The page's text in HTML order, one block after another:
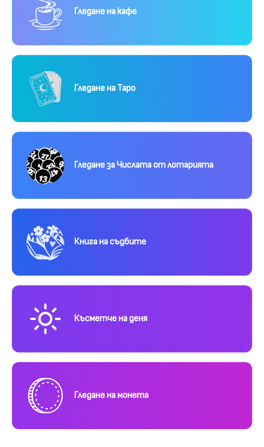
Гледане на кафе
Гледане на Таро
Гледане за Числата от лотарията
Книга на съдбите
Късметче на деня
Гледане на монета